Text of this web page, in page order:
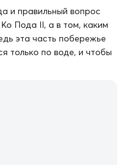
и правильный вопрос
Пода II, а в том, каким
эта часть побережье
только по воде, и чтобы